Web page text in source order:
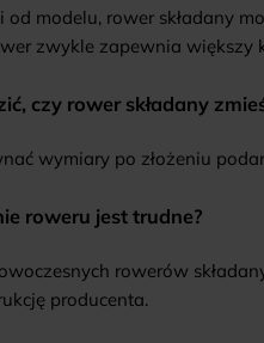
od modelu, rower składany
zwykle zapewnia większy
czy rower składany
wymiary po złożeniu
roweru jest trudne?
rowerów
producenta.